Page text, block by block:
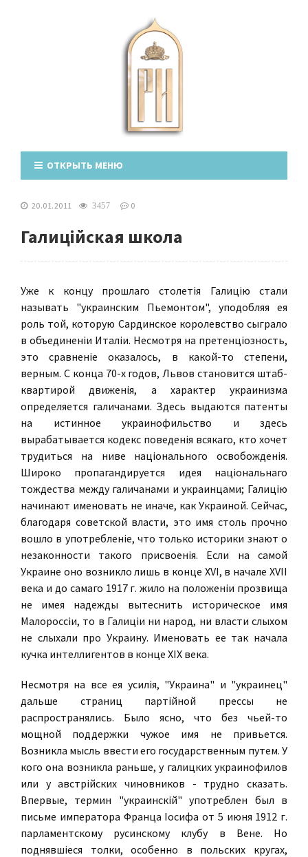
ОТКРЫТЬ МЕНЮ
20.01.2011 3457 0
Галицiйская школа
Уже к концу прошлаго столетiя Галицiю стали
называть "украинским Пьемонтом", уподобляя ея
роль той, которую Сардинское королевство сыграло
в объединенiи Италiи. Несмотря на претенцiозность,
это сравненiе оказалось, в какой-то степени,
верным. С конца 70-х годов, Львов становится штаб-
квартирой движенiя, а характер украинизма
определяется галичанами. Здесь выдаются патенты
на истинное украинофильство и здесь
вырабатывается кодекс поведенiя всякаго, кто хочет
трудиться на ниве нацiонального освобожденiя.
Широко пропагандируется идея нацiональнаго
тождества между галичанами и украинцами; Галицiю
начинают именовать не иначе, как Украиной. Сейчас,
благодаря советской власти, это имя столь прочно
вошло в употребленiе, что только историки знают о
незаконности такого присвоенiя. Если на самой
Украине оно возникло лишь в конце XVI, в начале XVII
века и до самаго 1917 г. жило на положенiи прозвища
не имея надежды вытеснить историческое имя
Малороссiи, то в Галицiи ни народ, ни власти слыхом
не слыхали про Украину. Именовать ее так начала
кучка интеллигентов в конце XIX века.
Несмотря на все ея усилiя, "Украина" и "украинец"
дальше страниц партiйной прессы не
распространялись. Было ясно, что без чьей-то
мощной поддержки чужое имя не привьется.
Возникла мысль ввести его государственным путем. У
кого она возникла раньше, у галицких украинофилов
или у австрiйских чиновников - трудно сказать.
Впервые, термин "украинскiй" употреблен был в
письме императора Франца Iосифа от 5 июня 1912 г.
парламентскому русинскому клубу в Вене. Но
поднявшiеся толки, особенно в польских кругах,